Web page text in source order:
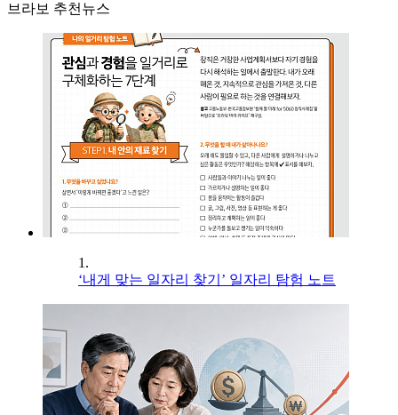
브라보 추천뉴스
1.
‘내게 맞는 일자리 찾기’ 일자리 탐험 노트